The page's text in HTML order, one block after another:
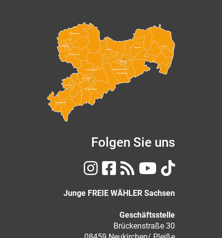
Bautzen Görlitz
Leipzig
Leipzig Land
Meißen
Erzgebirgskreis
Mittelsachsen
Nordsachsen
Osterzgebirge
Sächsische Schweiz-
Vogtlandkreis
Zwickau
Dresden
Chemnitz
Folgen Sie uns
Junge FREIE WÄHLER Sachsen
Geschäftsstelle
Brückenstraße 30